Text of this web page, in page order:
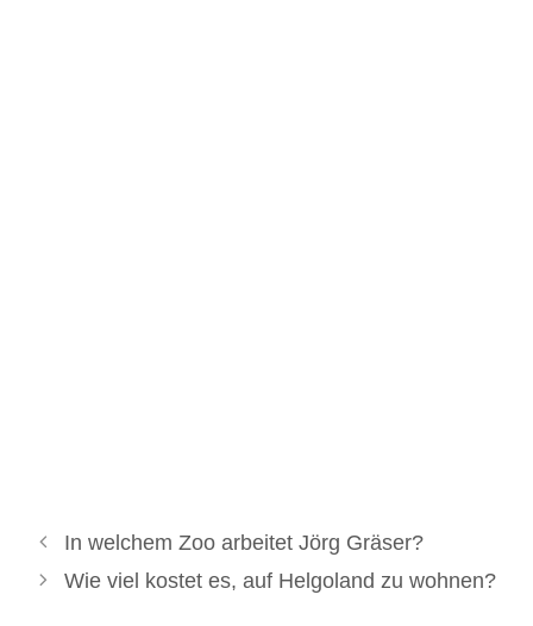
In welchem Zoo arbeitet Jörg Gräser?
Wie viel kostet es, auf Helgoland zu wohnen?